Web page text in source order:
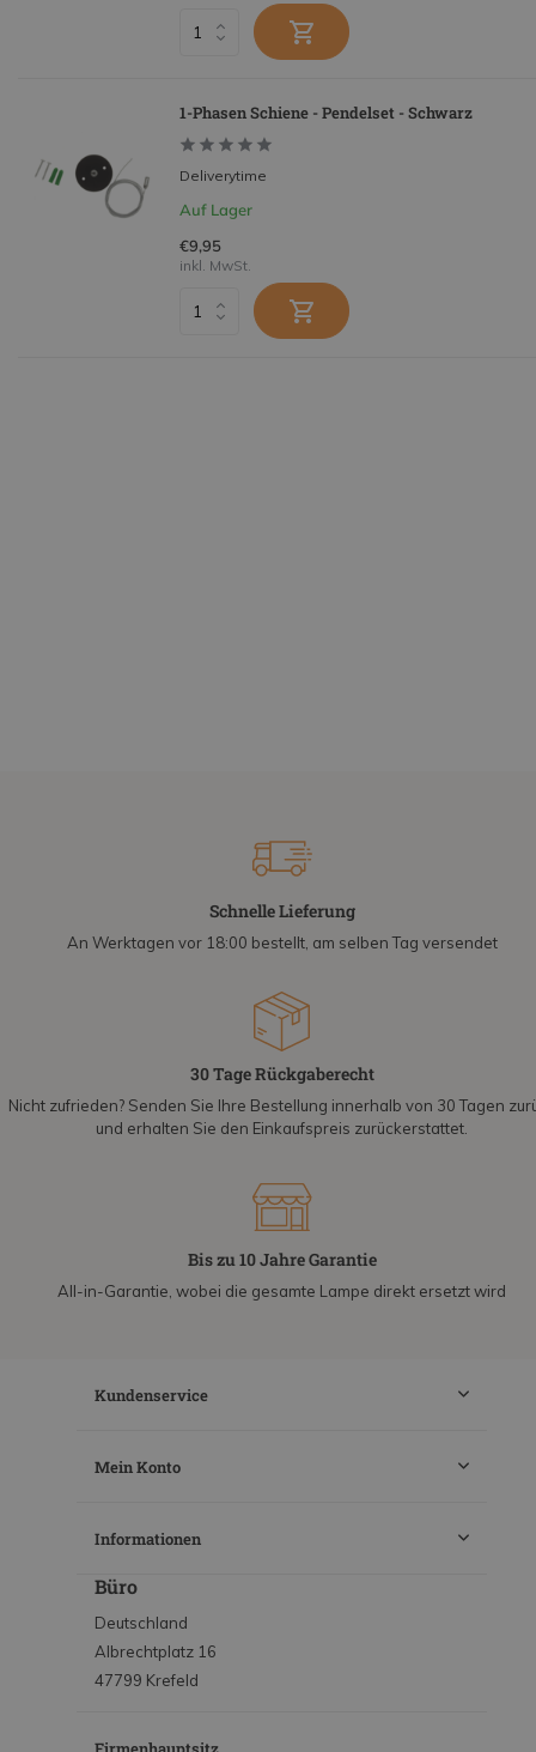
1-Phasen Schiene - Pendelset - Schwarz
Deliverytime
Auf Lager
€9,95
inkl. MwSt.
Schnelle Lieferung
An Werktagen vor 18:00 bestellt, am selben Tag versendet
30 Tage Rückgaberecht
Nicht zufrieden? Senden Sie Ihre Bestellung innerhalb von 30 Tagen
und erhalten Sie den Einkaufspreis zurückerstattet.
Bis zu 10 Jahre Garantie
All-in-Garantie, wobei die gesamte Lampe direkt ersetzt wird
Kundenservice
Mein Konto
Informationen
Büro
Deutschland
Albrechtplatz 16
47799 Krefeld